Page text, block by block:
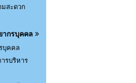
มสะดวก
กรบุคคล
บุคคล
รบริหาร